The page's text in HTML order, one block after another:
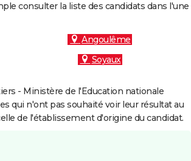
consulter la liste des candidats dans l'une
Angoulême
Soyaux
- Ministère de l'Education nationale
qui n'ont pas souhaité voir leur résultat au
de l'établissement d'origine du candidat.